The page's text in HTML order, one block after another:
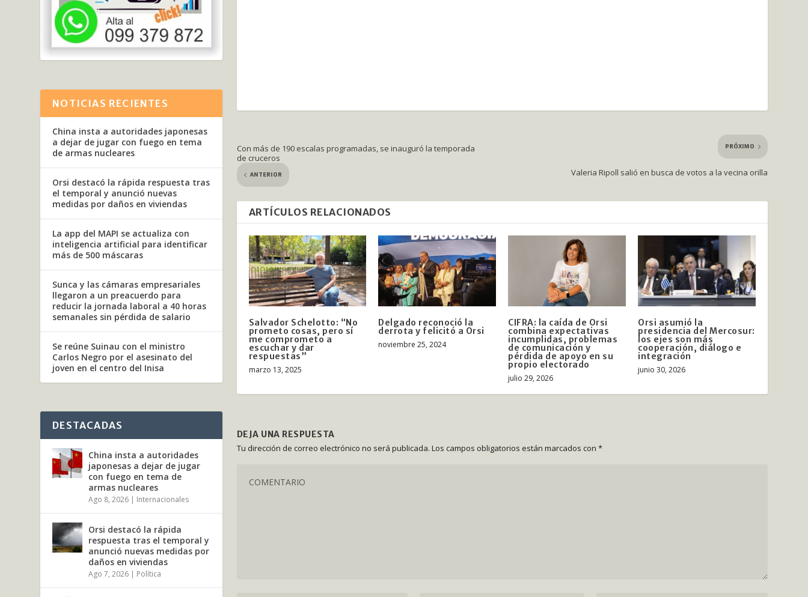
Con más de 190 escalas programadas, se inauguró la temporada
de cruceros
ANTERIOR
PRÓXIMO
Valeria Ripoll salió en busca de votos a la vecina orilla
ARTÍCULOS RELACIONADOS
Salvador Schelotto: “No
prometo cosas, pero sí
me comprometo a
escuchar y dar
respuestas”
marzo 13, 2025
Delgado reconoció la
derrota y felicitó a Orsi
noviembre 25, 2024
CIFRA: la caída de Orsi
combina expectativas
incumplidas, problemas
de comunicación y
pérdida de apoyo en su
propio electorado
julio 29, 2026
Orsi asumió la
presidencia del Mercosur:
los ejes son más
cooperación, diálogo e
integración
junio 30, 2026
DEJA UNA RESPUESTA
Tu dirección de correo electrónico no será publicada. Los campos obligatorios están marcados con *
NOTICIAS RECIENTES
China insta a autoridades japonesas
a dejar de jugar con fuego en tema
de armas nucleares
Orsi destacó la rápida respuesta tras
el temporal y anunció nuevas
medidas por daños en viviendas
La app del MAPI se actualiza con
inteligencia artificial para identificar
más de 500 máscaras
Sunca y las cámaras empresariales
llegaron a un preacuerdo para
reducir la jornada laboral a 40 horas
semanales sin pérdida de salario
Se reúne Suinau con el ministro
Carlos Negro por el asesinato del
joven en el centro del Inisa
DESTACADAS
China insta a autoridades
japonesas a dejar de jugar
con fuego en tema de
armas nucleares
Ago 8, 2026 | Internacionales
Orsi destacó la rápida
respuesta tras el temporal y
anunció nuevas medidas por
daños en viviendas
Ago 7, 2026 | Política